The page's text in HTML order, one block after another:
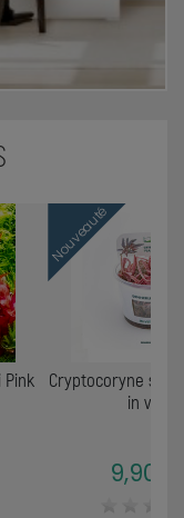
Nouveauté
Cryptocoryne
in vitro
9,90€